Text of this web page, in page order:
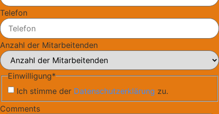
Telefon
Anzahl der Mitarbeitenden
Einwilligung*
Ich stimme der Datenschutzerklärung zu.
Comments